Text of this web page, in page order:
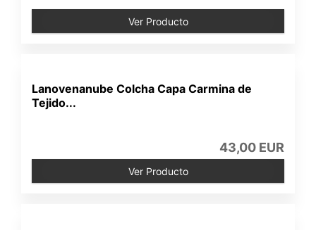
Ver Producto
Lanovenanube Colcha Capa Carmina de
Tejido...
43,00 EUR
Ver Producto